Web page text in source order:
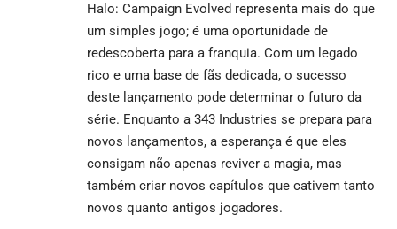
Halo: Campaign Evolved representa mais do que
um simples jogo; é uma oportunidade de
redescoberta para a franquia. Com um legado
rico e uma base de fãs dedicada, o sucesso
deste lançamento pode determinar o futuro da
série. Enquanto a 343 Industries se prepara para
novos lançamentos, a esperança é que eles
consigam não apenas reviver a magia, mas
também criar novos capítulos que cativem tanto
novos quanto antigos jogadores.